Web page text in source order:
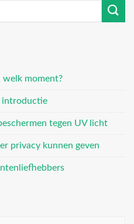
welk moment?
introductie
tegen UV licht
privacy kunnen geven